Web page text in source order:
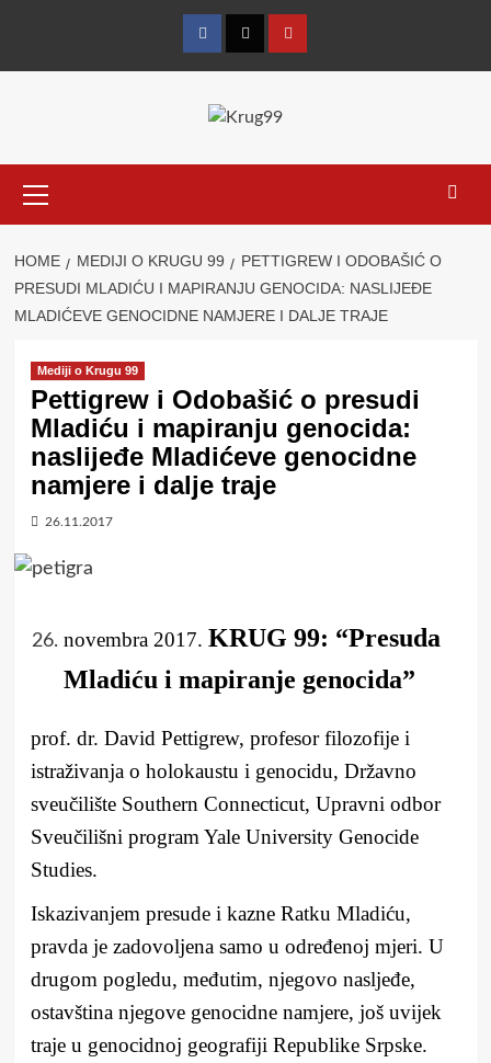
FacebookTwitterYouTube
Menu
HOME MEDIJI O KRUGU 99
PETTIGREW I ODOBAŠIĆ O
PRESUDI MLADIĆU I MAPIRANJU GENOCIDA: NASLIJEĐE
MLADIĆEVE GENOCIDNE NAMJERE I DALJE TRAJE
Mediji o Krugu 99
Pettigrew i Odobašić o presudi
Mladiću i mapiranju genocida:
naslijeđe Mladićeve genocidne
namjere i dalje traje
26.11.2017
novembra 2017. KRUG 99: “Presuda
Mladiću i mapiranje genocida”
prof. dr. David Pettigrew, profesor filozofije i
istraživanja o holokaustu i genocidu, Državno
sveučilište Southern Connecticut, Upravni odbor
Sveučilišni program Yale University Genocide
Studies.
Iskazivanjem presude i kazne Ratku Mladiću,
pravda je zadovoljena samo u određenoj mjeri. U
drugom pogledu, međutim, njegovo nasljeđe,
ostavština njegove genocidne namjere, još uvijek
traje u genocidnoj geografiji Republike Srpske.